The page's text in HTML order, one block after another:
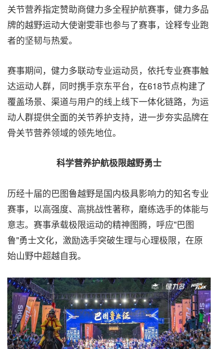
关节营养指定赞助商健力多全程护航赛事，健力多品
牌的越野运动大使谢雯菲也参与了赛事，诠释专业跑
者的坚韧与热爱。
赛事期间，健力多联动专业运动员，依托专业赛事触
达运动人群，同时携手京东平台，在618节点构建了
覆盖场景、渠道与用户的线上线下一体化链路，为运
动人群提供全面的关节养护支持，进一步夯实品牌在
骨关节营养领域的领先地位。
科学营养护航极限越野勇士
历经十届的巴图鲁越野是国内极具影响力的知名专业
赛事，以高强度、高挑战性著称，磨练选手的体能与
意志。赛事承载极限运动的精神图腾，呼应"巴图
鲁"勇士文化，激励选手突破生理与心理极限，在原
始山野中超越自我。